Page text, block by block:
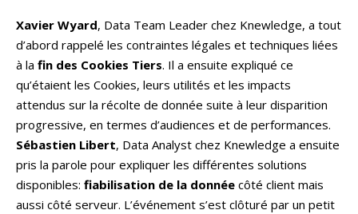
Xavier Wyard, Data Team Leader chez Knewledge, a tout
d’abord rappelé les contraintes légales et techniques liées
à la fin des Cookies Tiers. Il a ensuite expliqué ce
qu’étaient les Cookies, leurs utilités et les impacts
attendus sur la récolte de donnée suite à leur disparition
progressive, en termes d’audiences et de performances.
Sébastien Libert, Data Analyst chez Knewledge a ensuite
pris la parole pour expliquer les différentes solutions
disponibles: fiabilisation de la donnée côté client mais
aussi côté serveur. L’événement s’est clôturé par un petit